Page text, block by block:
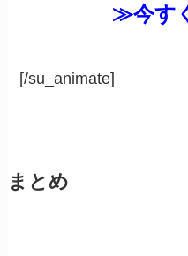
≫今す
[/su_animate]
まとめ